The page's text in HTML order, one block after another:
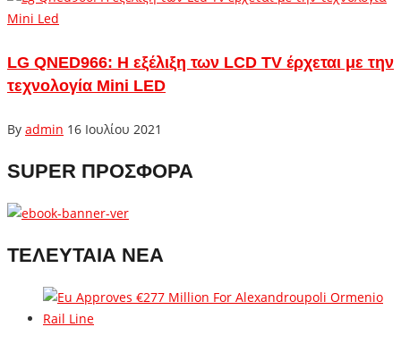
LG QNED966: Η εξέλιξη των LCD TV έρχεται με την
τεχνολογία Mini LED
By admin 16 Ιουλίου 2021
SUPER ΠΡΟΣΦΟΡΑ
ΤΕΛΕΥΤΑΙΑ ΝΕΑ